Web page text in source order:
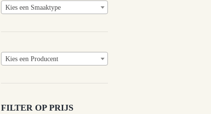
Kies een Smaaktype
Kies een Producent
FILTER OP PRIJS